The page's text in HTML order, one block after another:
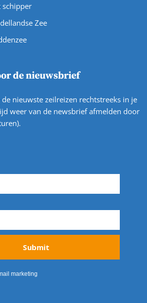
schipper
Zee
de nieuwsbrief
nieuwste zeilreizen rechtstreeks in je
weer van de newsbrief afmelden door